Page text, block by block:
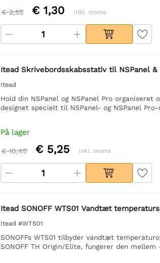
€ 2,55 € 1,30 Inkl. moms
Itead Skrivebordsskabsstativ til NSPanel &
Itead
Hold din NSPanel og NSPanel Pro
designet specielt til NSPanel- og NSPanel
På lager
€ 10,45 € 5,25 Inkl. moms
Itead SONOFF WTS01 Vandtæt
Itead #WTS01
SONOFFs WTS01 tilbyder vandtæt
SONOFF TH Origin/Elite, fungerer den